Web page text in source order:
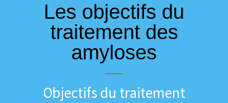
Les objectifs du
traitement des
amyloses
Objectifs du traitement